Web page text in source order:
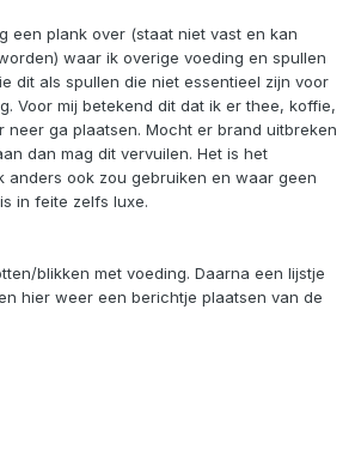
een plank over (staat niet vast en kan
waar ik overige voeding en spullen
dit als spullen die niet essentieel zijn voor
Voor mij betekend dit dat ik er thee, koffie,
neer ga plaatsen. Mocht er brand uitbreken
dan mag dit vervuilen. Het is het
anders ook zou gebruiken en waar geen
in feite zelfs luxe.
blikken met voeding. Daarna een lijstje
hier weer een berichtje plaatsen van de